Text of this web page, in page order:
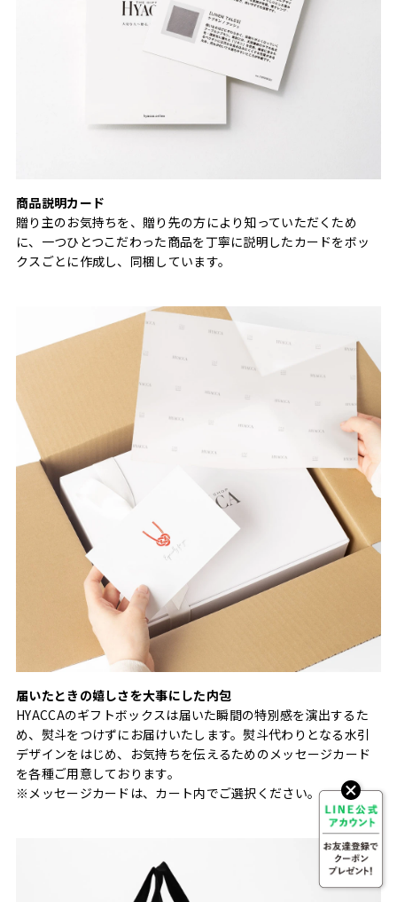
商品説明カード
贈り主のお気持ちを、贈り先の方により知っていただくため
に、一つひとつこだわった商品を丁寧に説明したカードをボッ
クスごとに作成し、同梱しています。
届いたときの嬉しさを大事にした内包
HYACCAのギフトボックスは届いた瞬間の特別感を演出するた
め、熨斗をつけずにお届けいたします。熨斗代わりとなる水引
デザインをはじめ、お気持ちを伝えるためのメッセージカード
を各種ご用意しております。
※メッセージカードは、カート内でご選択ください。